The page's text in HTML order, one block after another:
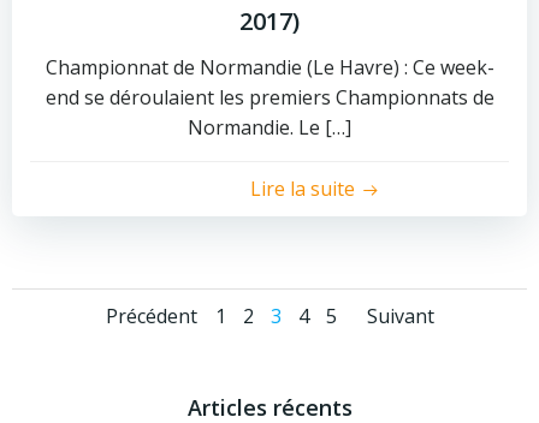
2017)
Championnat de Normandie (Le Havre) : Ce week-
end se déroulaient les premiers Championnats de
Normandie. Le […]
Lire la suite
Posts
navigation
Précédent
Posts
navigation
Page
1 Page
2 Page
3 Page
4 Page
5
Posts
Suivant
Articles récents